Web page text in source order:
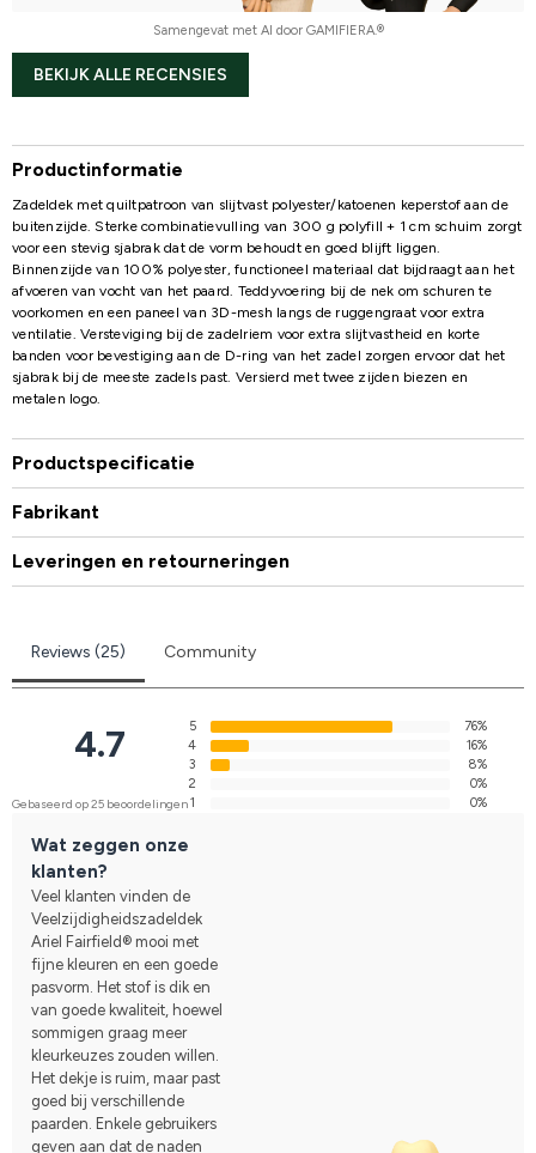
Samengevat met AI door GAMIFIERA.®
BEKIJK ALLE RECENSIES
Productinformatie
Zadeldek met quiltpatroon van slijtvast polyester/katoenen keperstof aan de
buitenzijde. Sterke combinatievulling van 300 g polyfill + 1 cm schuim zorgt
voor een stevig sjabrak dat de vorm behoudt en goed blijft liggen.
Binnenzijde van 100% polyester, functioneel materiaal dat bijdraagt aan het
afvoeren van vocht van het paard. Teddyvoering bij de nek om schuren te
voorkomen en een paneel van 3D-mesh langs de ruggengraat voor extra
ventilatie. Versteviging bij de zadelriem voor extra slijtvastheid en korte
banden voor bevestiging aan de D-ring van het zadel zorgen ervoor dat het
sjabrak bij de meeste zadels past. Versierd met twee zijden biezen en
metalen logo.
Productspecificatie
Fabrikant
Leveringen en retourneringen
Reviews (25) Community
4.7
Gebaseerd op 25 beoordelingen
5
76%
4
16%
3
8%
2
0%
1
0%
Wat zeggen onze
klanten?
Veel klanten vinden de
Veelzijdigheidszadeldek
Ariel Fairfield® mooi met
fijne kleuren en een goede
pasvorm. Het stof is dik en
van goede kwaliteit, hoewel
sommigen graag meer
kleurkeuzes zouden willen.
Het dekje is ruim, maar past
goed bij verschillende
paarden. Enkele gebruikers
geven aan dat de naden